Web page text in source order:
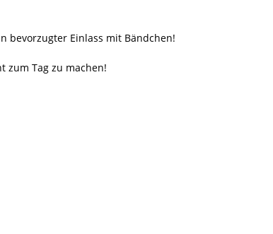
bevorzugter Einlass mit Bändchen!
zum Tag zu machen!